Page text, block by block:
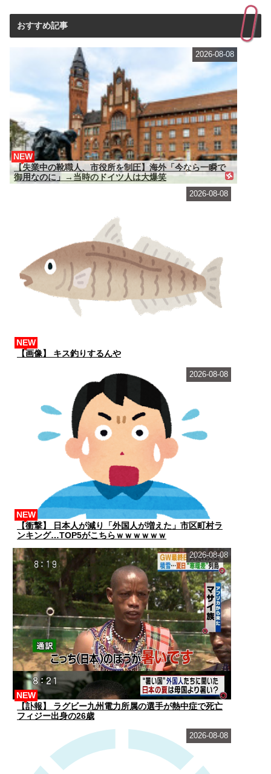
おすすめ記事
【失業中の靴職人、市役所を制圧】海外「今なら一瞬で
御用なのに」→当時のドイツ人は大爆笑
NEW
2026-08-08
【画像】 キス釣りするんや
NEW
2026-08-08
【衝撃】 日本人が減り「外国人が増えた」市区町村ラ
ンキング…TOP5がこちらｗｗｗｗｗｗ
NEW
2026-08-08
【訃報】 ラグビー九州電力所属の選手が熱中症で死亡
フィジー出身の26歳
NEW
2026-08-08
2026-08-08